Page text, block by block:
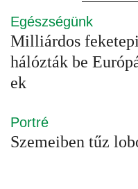
Egészségünk
Milliárdos
hálózták be
ek
Portré
Szemeiben tűz